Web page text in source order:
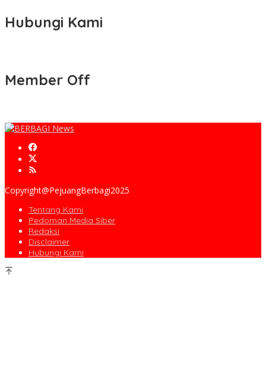
Hubungi Kami
Member Off
Copyright@PejuangBerbagi2025
Tentang Kami
Pedoman Media Siber
Redaksi
Disclaimer
Hubungi Kami